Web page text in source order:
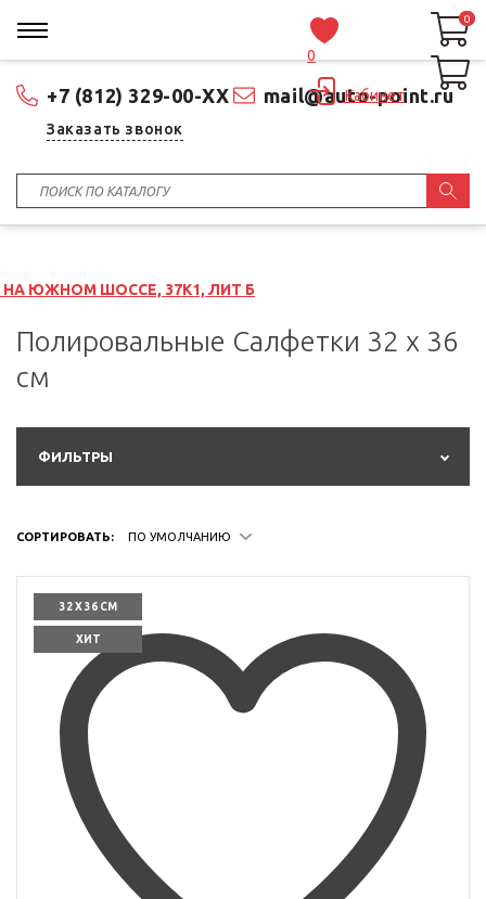
+7 (812) 329-00-XX mail@auto-point.ru
Заказать звонок
0
Кабинет
0
0
37К1, ЛИТ Б
Полировальные Салфетки 32 x 36
см
ФИЛЬТРЫ
СОРТИРОВАТЬ: ПО УМОЛЧАНИЮ
32 X 36 СМ
ХИТ